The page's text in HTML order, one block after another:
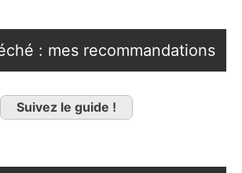
: mes recommandations
Suivez le guide !